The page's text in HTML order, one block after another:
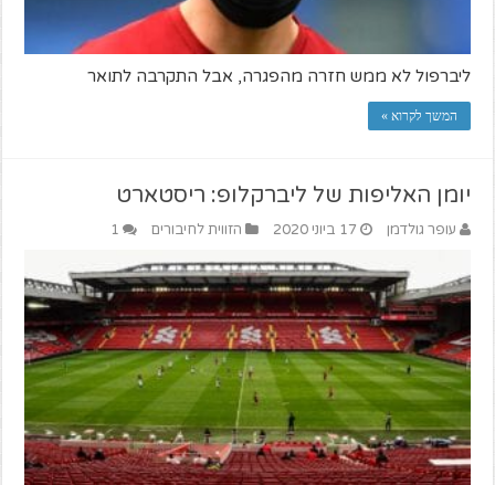
ליברפול לא ממש חזרה מהפגרה, אבל התקרבה לתואר
המשך לקרוא »
יומן האליפות של ליברקלופ: ריסטארט
עופר גולדמן 17 ביוני 2020 הזווית לחיבורים 1